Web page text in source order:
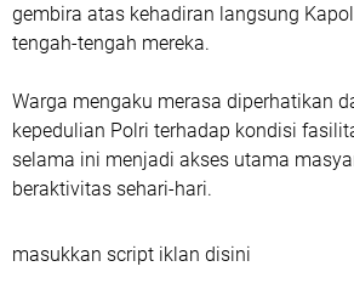
gembira atas kehadiran langsung
tengah-tengah mereka.
Warga mengaku merasa diperhatikan
kepedulian Polri terhadap kondisi
selama ini menjadi akses utama
beraktivitas sehari-hari.
masukkan script iklan disini